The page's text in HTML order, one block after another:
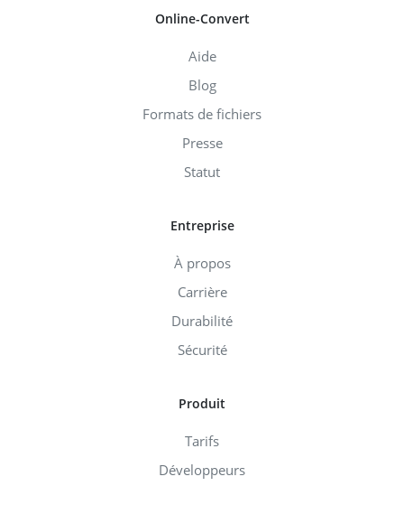
Online-Convert
Aide
Blog
Formats de fichiers
Presse
Statut
Entreprise
À propos
Carrière
Durabilité
Sécurité
Produit
Tarifs
Développeurs